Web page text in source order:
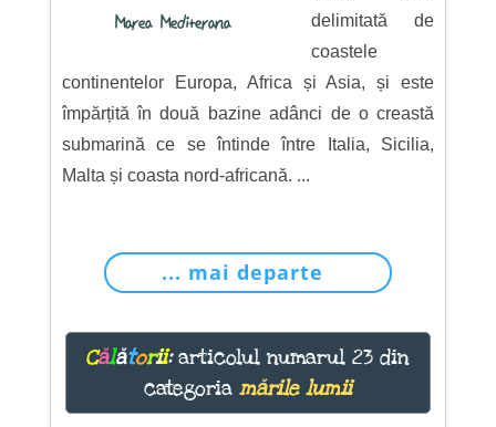
Marea Mediterana
delimitată de
coastele
continentelor Europa, Africa și Asia, și este
împărțită în două bazine adânci de o creastă
submarină ce se întinde între Italia, Sicilia,
Malta și coasta nord-africană. ...
... mai departe
Călătorii:articolul numarul 23 din
categoria mările lumii